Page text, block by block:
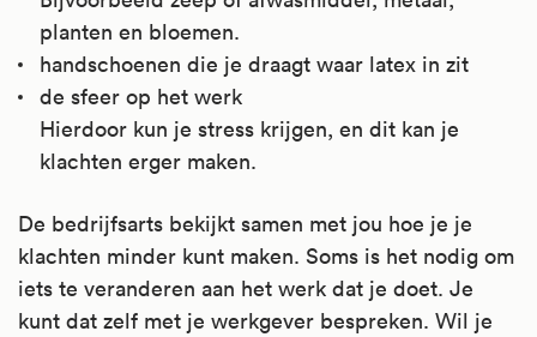
planten en bloemen.
handschoenen die je draagt waar latex in zit
de sfeer op het werk
Hierdoor kun je stress krijgen, en dit kan je
klachten erger maken.
De bedrijfsarts bekijkt samen met jou hoe je je
klachten minder kunt maken. Soms is het nodig om
iets te veranderen aan het werk dat je doet. Je
kunt dat zelf met je werkgever bespreken. Wil je